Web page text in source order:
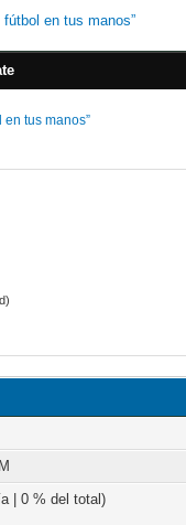
en tus manos”
| 0 % del total)